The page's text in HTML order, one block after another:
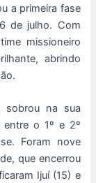
a primeira fase
de julho. Com
missioneiro
abrindo
sobrou na sua
entre o 1º e 2º
Foram nove
que encerrou
Ijuí (15) e